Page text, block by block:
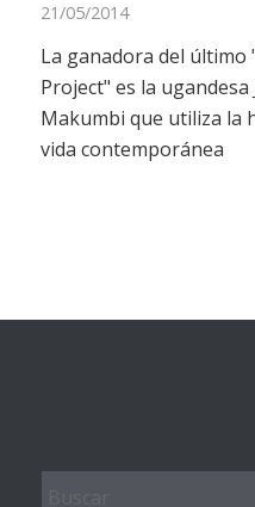
21/05/2014
La ganadora del último
Project" es la
Makumbi que utiliza la
vida contemporánea